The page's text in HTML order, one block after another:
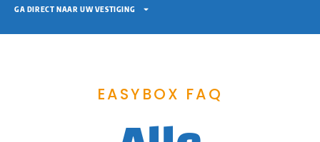
GA DIRECT NAAR UW VESTIGING
EASYBOX FAQ